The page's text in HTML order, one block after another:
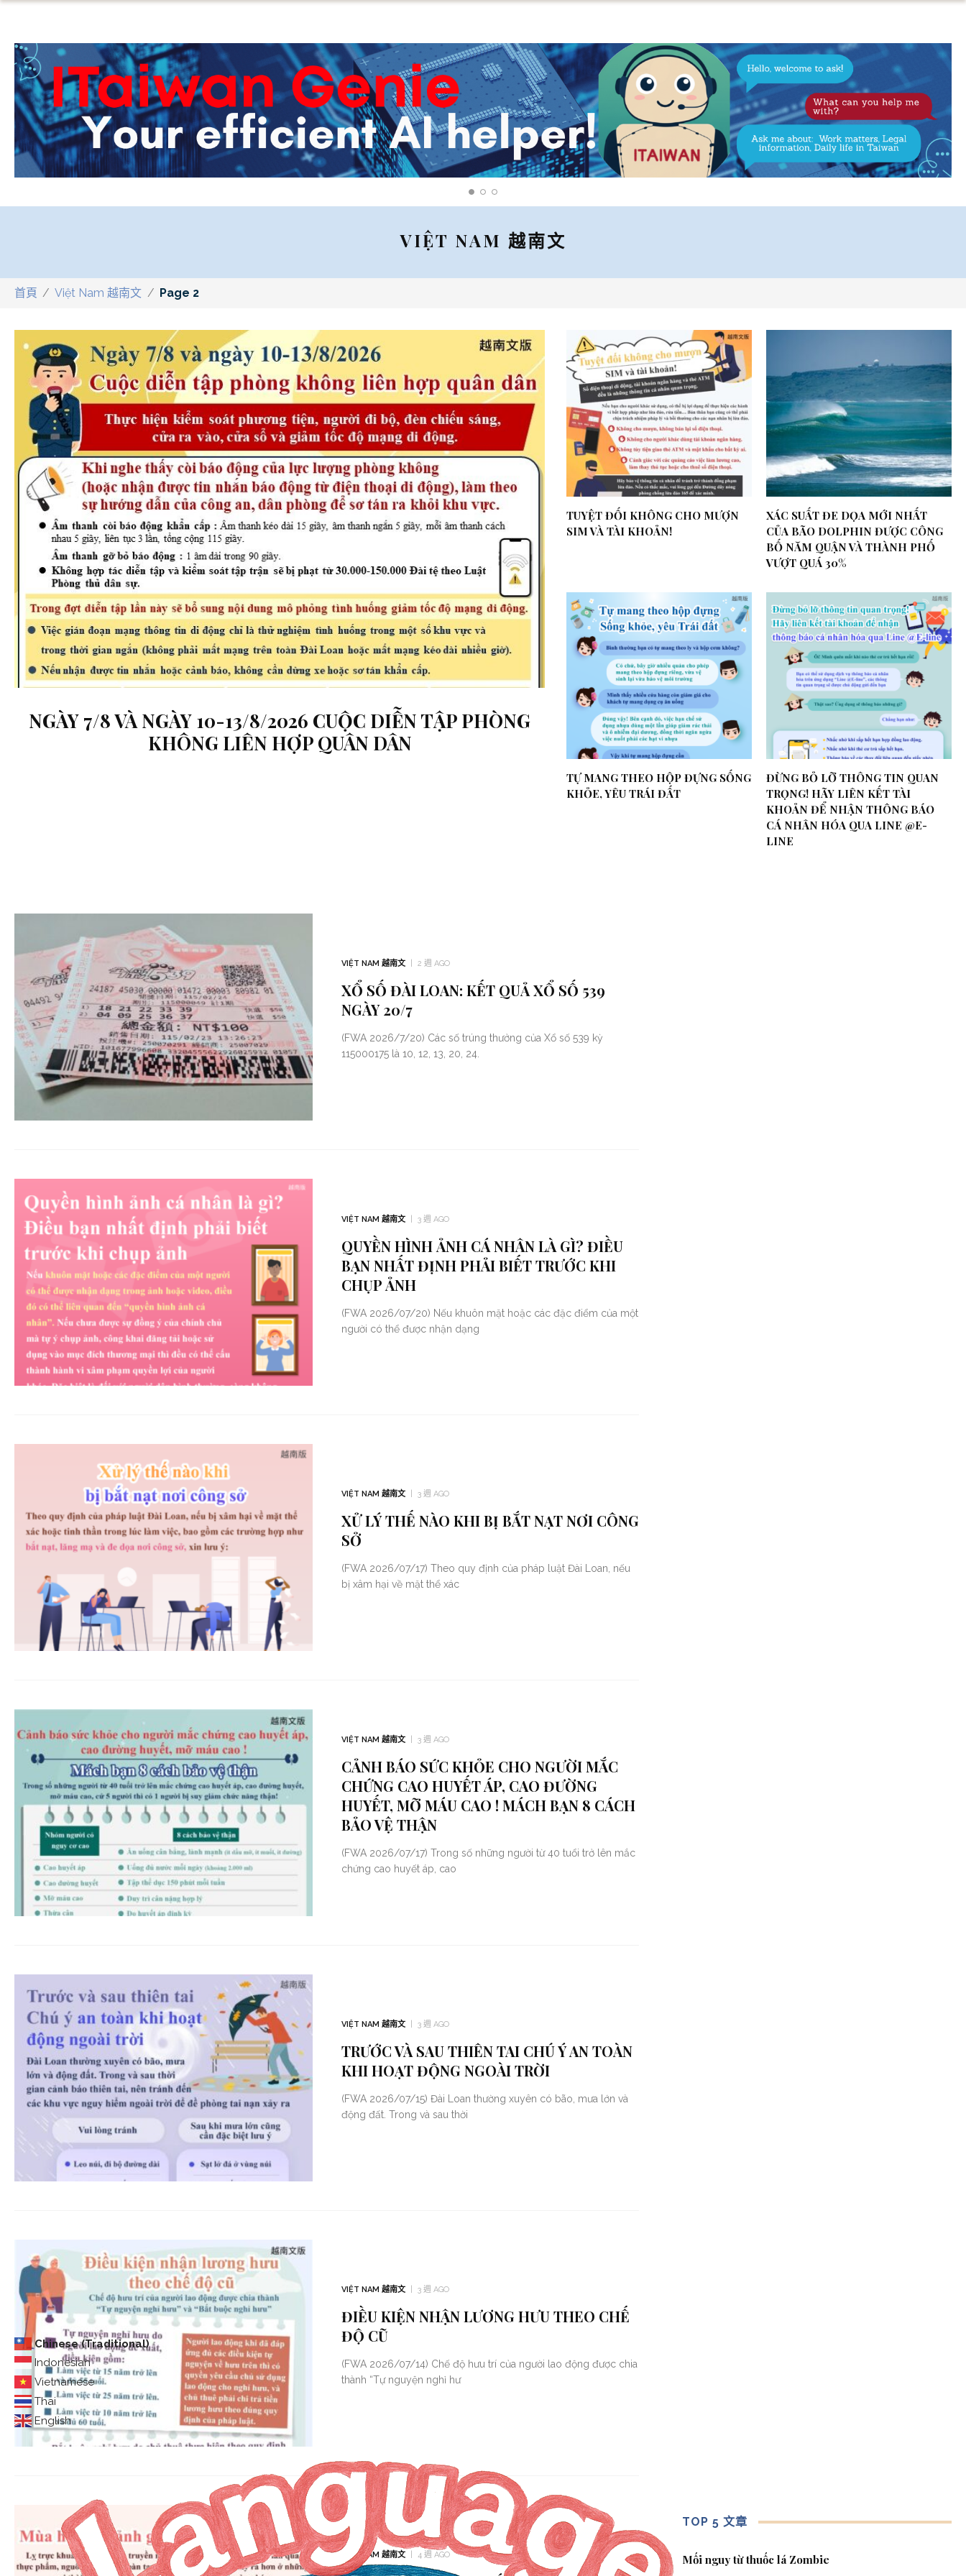
Chinese (Traditional)
Indonesian
Vietnamese
Thai
English
VIỆT NAM 越南文
首頁 / Việt Nam 越南文 / Page 2
NGÀY 7/8 VÀ NGÀY 10-13/8/2026 CUỘC DIỄN TẬP PHÒNG
KHÔNG LIÊN HỢP QUÂN DÂN
TUYỆT ĐỐI KHÔNG CHO MƯỢN
SIM VÀ TÀI KHOẢN!
XÁC SUẤT ĐE DỌA MỚI NHẤT
CỦA BÃO DOLPHIN ĐƯỢC CÔNG
BỐ NĂM QUẬN VÀ THÀNH PHỐ
VƯỢT QUÁ 30%
TỰ MANG THEO HỘP ĐỰNG SỐNG
KHỎE, YÊU TRÁI ĐẤT
ĐỪNG BỎ LỠ THÔNG TIN QUAN
TRỌNG! HÃY LIÊN KẾT TÀI
KHOẢN ĐỂ NHẬN THÔNG BÁO
CÁ NHÂN HÓA QUA LINE @E-
LINE
VIỆT NAM 越南文 2 週 AGO
XỔ SỐ ĐÀI LOAN: KẾT QUẢ XỔ SỐ 539
NGÀY 20/7
(FWA 2026/7/20) Các số trúng thưởng của Xổ số 539 kỳ
115000175 là 10, 12, 13, 20, 24.
VIỆT NAM 越南文 3 週 AGO
QUYỀN HÌNH ẢNH CÁ NHÂN LÀ GÌ? ĐIỀU
BẠN NHẤT ĐỊNH PHẢI BIẾT TRƯỚC KHI
CHỤP ẢNH
(FWA 2026/07/20) Nếu khuôn mặt hoặc các đặc điểm của một
người có thể được nhận dạng
VIỆT NAM 越南文 3 週 AGO
XỬ LÝ THẾ NÀO KHI BỊ BẮT NẠT NƠI CÔNG
SỞ
(FWA 2026/07/17) Theo quy định của pháp luật Đài Loan, nếu
bị xâm hại về mặt thể xác
VIỆT NAM 越南文 3 週 AGO
CẢNH BÁO SỨC KHỎE CHO NGƯỜI MẮC
CHỨNG CAO HUYẾT ÁP, CAO ĐƯỜNG
HUYẾT, MỠ MÁU CAO ! MÁCH BẠN 8 CÁCH
BẢO VỆ THẬN
(FWA 2026/07/17) Trong số những người từ 40 tuổi trở lên mắc
chứng cao huyết áp, cao
VIỆT NAM 越南文 3 週 AGO
TRƯỚC VÀ SAU THIÊN TAI CHÚ Ý AN TOÀN
KHI HOẠT ĐỘNG NGOÀI TRỜI
(FWA 2026/07/15) Đài Loan thường xuyên có bão, mưa lớn và
động đất. Trong và sau thời
VIỆT NAM 越南文 3 週 AGO
ĐIỀU KIỆN NHẬN LƯƠNG HƯU THEO CHẾ
ĐỘ CŨ
(FWA 2026/07/14) Chế độ hưu trí của người lao động được chia
thành “Tự nguyện nghỉ hư
VIỆT NAM 越南文 4 週 AGO
TOP 5 文章
Mối nguy từ thuốc lá Zombie